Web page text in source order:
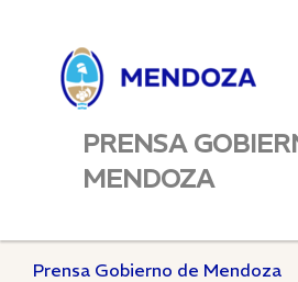
PRENSA
MENDOZA
Prensa Gobierno de Mendoza